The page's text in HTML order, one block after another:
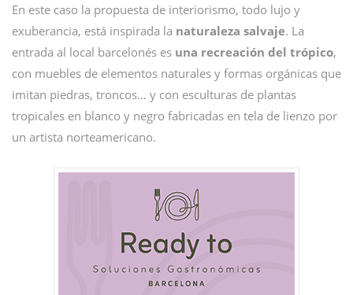
En este caso la propuesta de interiorismo, todo lujo y
exuberancia, está inspirada la naturaleza salvaje. La
entrada al local barcelonés es una recreación del trópico,
con muebles de elementos naturales y formas orgánicas que
imitan piedras, troncos… y con esculturas de plantas
tropicales en blanco y negro fabricadas en tela de lienzo por
un artista norteamericano.